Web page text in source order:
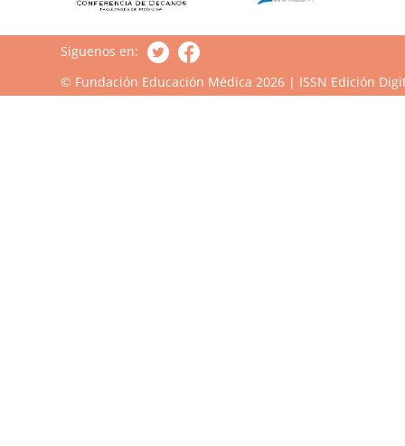
Siguenos en:
© Fundación Educación Médica 2026 | ISSN Edición